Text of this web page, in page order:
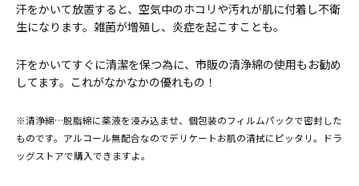
汗をかいて放置すると、空気中のホコリや汚れが肌に付着し不衛
生になります。雑菌が増殖し、炎症を起こすことも。
汗をかいてすぐに清潔を保つ為に、市販の清浄綿の使用もお勧め
してます。これがなかなかの優れもの！
※清浄綿…脱脂綿に薬液を浸み込ませ、個包装のフィルムパックで密封した
ものです。アルコール無配合なのでデリケートお肌の清拭にピッタリ。ドラ
ッグストアで購入できますよ。